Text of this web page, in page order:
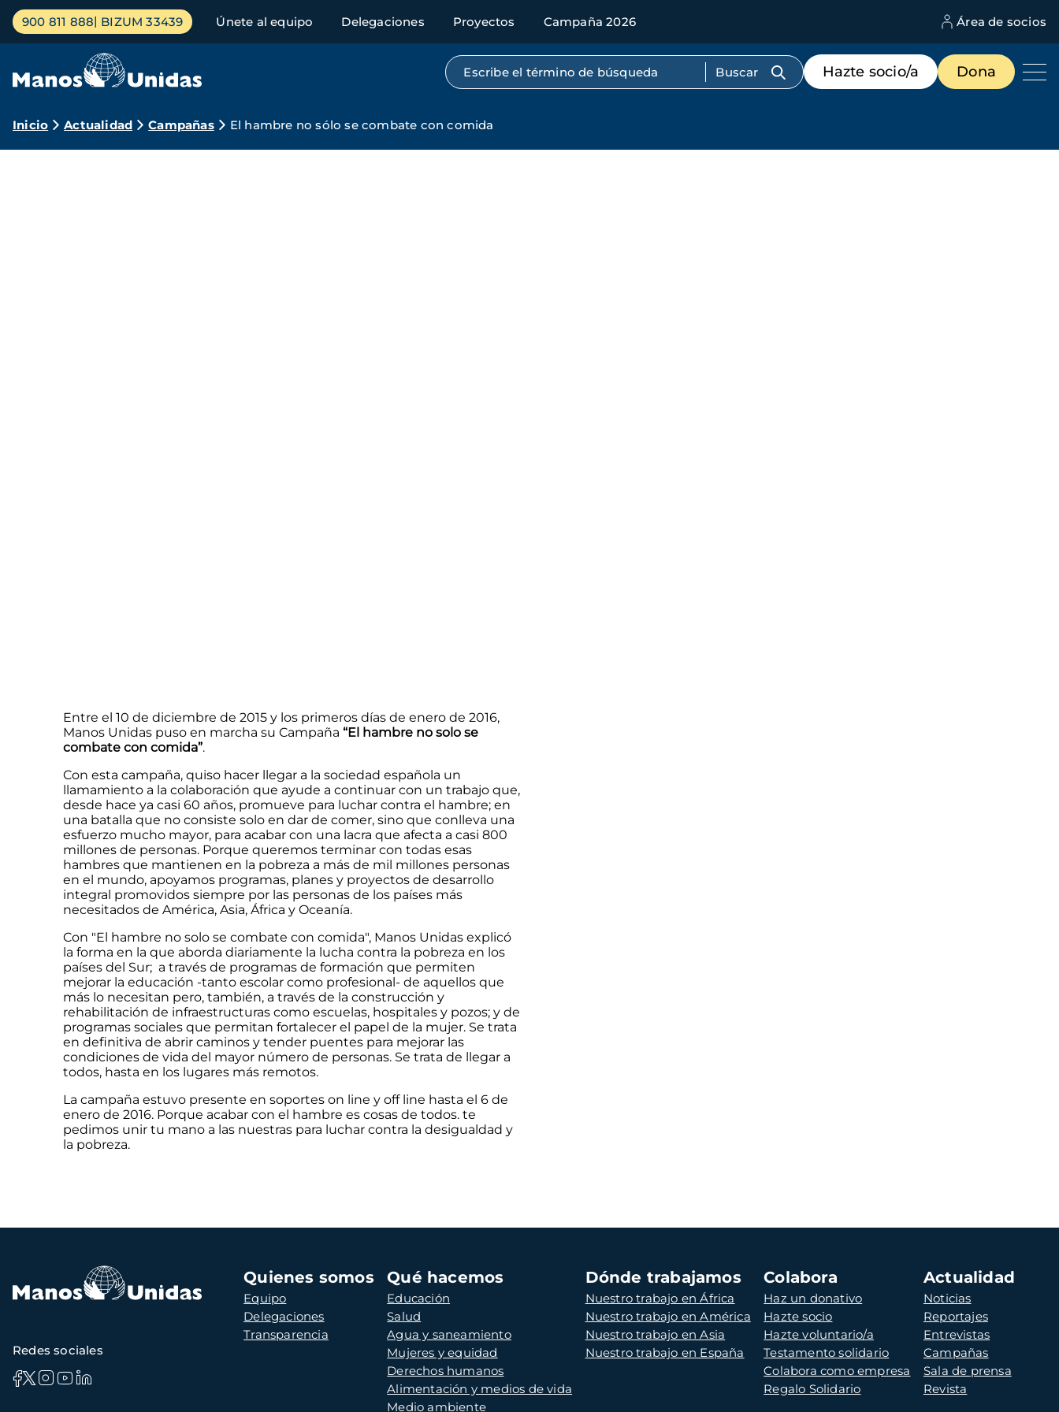
Pasar
contenido
Menú
principal
900 811 888 BIZUM 33439 Únete al equipo Delegaciones Proyectos Campaña 2026 Área de socios
Búsqueda por texto completo
Menú
de
destacados
Hazte socio/a Dona
Ruta
Inicio Actualidad Campañas El hambre no sólo se combate con comida
Entre el 10 de diciembre de 2015 y los primeros días de enero de 2016,
Manos Unidas puso en marcha su Campaña “El hambre no solo se
combate con comida”.
Con esta campaña, quiso hacer llegar a la sociedad española un
llamamiento a la colaboración que ayude a continuar con un trabajo que,
desde hace ya casi 60 años, promueve para luchar contra el hambre; en
una batalla que no consiste solo en dar de comer, sino que conlleva una
esfuerzo mucho mayor, para acabar con una lacra que afecta a casi 800
millones de personas. Porque queremos terminar con todas esas
hambres que mantienen en la pobreza a más de mil millones personas
en el mundo, apoyamos programas, planes y proyectos de desarrollo
integral promovidos siempre por las personas de los países más
necesitados de América, Asia, África y Oceanía.
Con "El hambre no solo se combate con comida", Manos Unidas explicó
la forma en la que aborda diariamente la lucha contra la pobreza en los
países del Sur; a través de programas de formación que permiten
mejorar la educación -tanto escolar como profesional- de aquellos que
más lo necesitan pero, también, a través de la construcción y
rehabilitación de infraestructuras como escuelas, hospitales y pozos; y de
programas sociales que permitan fortalecer el papel de la mujer. Se trata
en definitiva de abrir caminos y tender puentes para mejorar las
condiciones de vida del mayor número de personas. Se trata de llegar a
todos, hasta en los lugares más remotos.
La campaña estuvo presente en soportes on line y off line hasta el 6 de
enero de 2016. Porque acabar con el hambre es cosas de todos. te
pedimos unir tu mano a las nuestras para luchar contra la desigualdad y
la pobreza.
Navegación
principal
Quienes somos
Equipo
Delegaciones
Transparencia
Qué hacemos
Educación
Salud
Agua y saneamiento
Mujeres y equidad
Derechos humanos
Alimentación y medios de vida
Medio ambiente
Dónde trabajamos
Nuestro trabajo en África
Nuestro trabajo en América
Nuestro trabajo en Asia
Nuestro trabajo en España
Colabora
Haz un donativo
Hazte socio
Hazte voluntario/a
Testamento solidario
Colabora como empresa
Regalo Solidario
Actualidad
Noticias
Reportajes
Entrevistas
Campañas
Sala de prensa
Revista
Redes sociales